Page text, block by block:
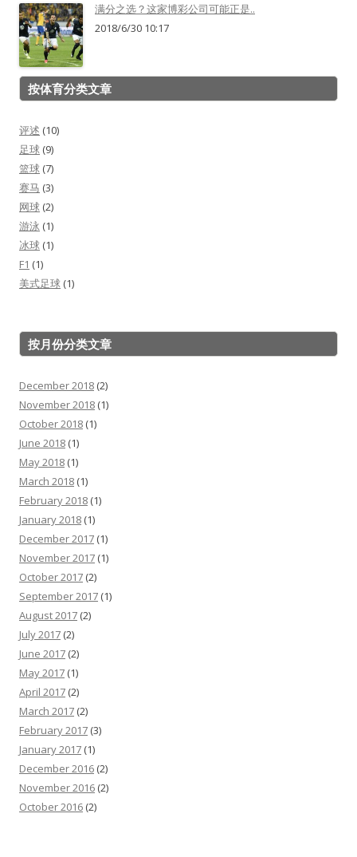
满分之选？这家博彩公司可能正是..
2018/6/30 10:17
按体育分类文章
评述 (10)
足球 (9)
篮球 (7)
赛马 (3)
网球 (2)
游泳 (1)
冰球 (1)
F1 (1)
美式足球 (1)
按月份分类文章
December 2018 (2)
November 2018 (1)
October 2018 (1)
June 2018 (1)
May 2018 (1)
March 2018 (1)
February 2018 (1)
January 2018 (1)
December 2017 (1)
November 2017 (1)
October 2017 (2)
September 2017 (1)
August 2017 (2)
July 2017 (2)
June 2017 (2)
May 2017 (1)
April 2017 (2)
March 2017 (2)
February 2017 (3)
January 2017 (1)
December 2016 (2)
November 2016 (2)
October 2016 (2)